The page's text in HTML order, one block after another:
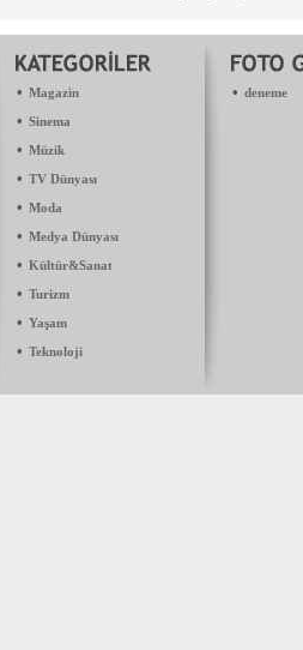
• Magazin
• Sinema
• Müzik
• TV Dünyası
• Moda
• Medya Dünyası
• Kültür&Sanat
• Turizm
• Yaşam
• Teknoloji
• deneme